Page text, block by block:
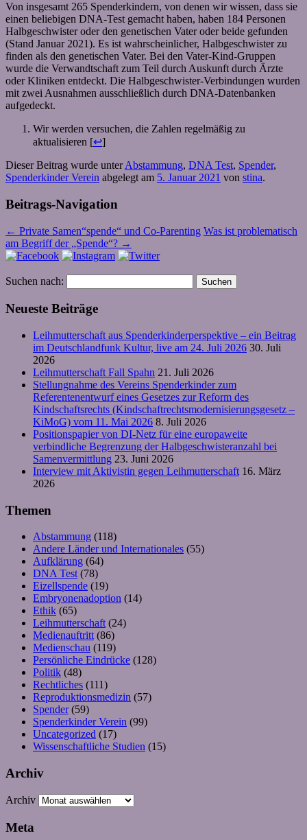
Von insgesamt 265 Spenderkindern, von denen wir wissen, dass sie
einen beliebigen DNA-Test gemacht haben, haben 184 Personen
Halbgeschwister oder den genetischen Vater oder beide gefunden
(Stand Januar 2021). Es ist wahrscheinlicher, Halbgeschwister zu
finden als den genetischen Vater. Bei den Vater-Kind-Gruppen
wurde die Verwandtschaft zum Teil durch Auskunft durch Ärzte
oder Kliniken entdeckt. Die Halbgeschwister-Verbindungen wurden
mit zwei Ausnahmen ausschließlich durch DNA-Datenbanken
aufgedeckt.
Wir werden versuchen, die Zahlen regelmäßig zu
aktualisieren [↩]
Dieser Beitrag wurde unterAbstammung, DNA Test, Spender,
Spenderkinder Verein abgelegt am 5. Januar 2021 von stina.
Beitrags-Navigation
← Private Samen“spende“ und Co-Parenting Was ist problematisch
am Begriff der „Spende“? →
Suchen nach:
Neueste Beiträge
Leihmutterschaft aus Spenderkinderperspektive – ein Beitrag
im Deutschlandfunk Kultur, live am 24. Juli 2026 30. Juli
2026
Leihmutterschaft Fall Spahn 21. Juli 2026
Stellungnahme des Vereins Spenderkinder zum
Referentenentwurf eines Gesetzes zur Reform des
Kindschaftsrechts (Kindschaftrechtsmodernisierungsgesetz –
KiMoG) vom 11. Mai 2026 8. Juli 2026
Positionspapier von DI-Netz für eine europaweite
verbindliche Begrenzung der Halbgeschwisteranzahl bei
Samenvermittlung 23. Juni 2026
Interview mit Aktivistin gegen Leihmutterschaft 16. März
2026
Themen
Abstammung (118)
Andere Länder und Internationales (55)
Aufklärung (64)
DNA Test(78)
Eizellspende (19)
Embryonenadoption (14)
Ethik (65)
Leihmutterschaft(24)
Medienauftritt(86)
Medienschau (119)
Persönliche Eindrücke (128)
Politik (48)
Rechtliches (111)
Reproduktionsmedizin (57)
Spender(59)
Spenderkinder Verein (99)
Uncategorized (17)
Wissenschaftliche Studien (15)
Archiv
Archiv
Meta